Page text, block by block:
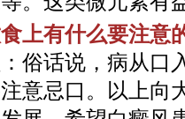
上有什么要注意
俗话说，病从口
意忌口。以上向